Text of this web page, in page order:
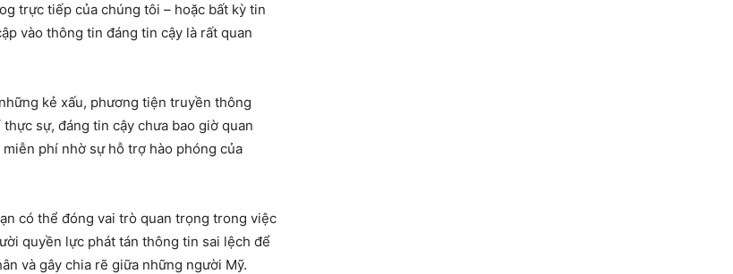
trực tiếp của chúng tôi – hoặc bất kỳ tin
vào thông tin đáng tin cậy là rất quan
kẻ xấu, phương tiện truyền thông
sự, đáng tin cậy chưa bao giờ quan
phí nhờ sự hỗ trợ hào phóng của
có thể đóng vai trò quan trọng trong việc
quyền lực phát tán thông tin sai lệch để
và gây chia rẽ giữa những người Mỹ.